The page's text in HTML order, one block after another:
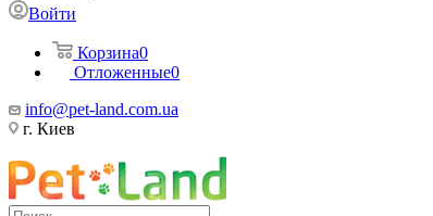
Войти
Корзина0
Отложенные0
info@pet-land.com.ua
г. Киев